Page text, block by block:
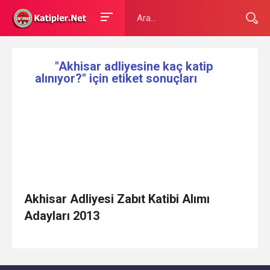
"Akhisar adliyesine kaç katip
alınıyor?" için etiket sonuçları
Akhisar Adliyesi Zabıt Katibi Alımı
Adayları 2013